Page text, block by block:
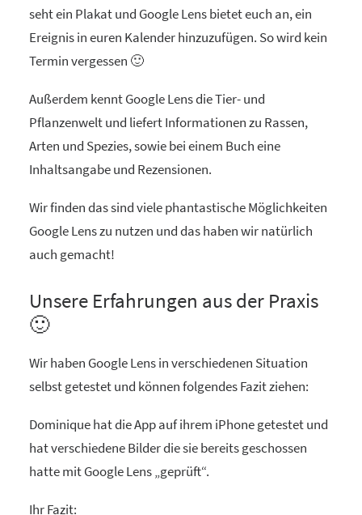
seht ein Plakat und Google Lens bietet euch an, ein
Ereignis in euren Kalender hinzuzufügen. So wird kein
Termin vergessen 🙂
Außerdem kennt Google Lens die Tier- und
Pflanzenwelt und liefert Informationen zu Rassen,
Arten und Spezies, sowie bei einem Buch eine
Inhaltsangabe und Rezensionen.
Wir finden das sind viele phantastische Möglichkeiten
Google Lens zu nutzen und das haben wir natürlich
auch gemacht!
Unsere Erfahrungen aus der Praxis
🙂
Wir haben Google Lens in verschiedenen Situation
selbst getestet und können folgendes Fazit ziehen:
Dominique hat die App auf ihrem iPhone getestet und
hat verschiedene Bilder die sie bereits geschossen
hatte mit Google Lens „geprüft“.
Ihr Fazit: